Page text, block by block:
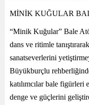
MİNİK KUĞULAR
“Minik Kuğular” Bale
dans ve ritimle
sanatseverlerini
Büyükburçlu
katılımcılar bale figürleri
denge ve güçlerini